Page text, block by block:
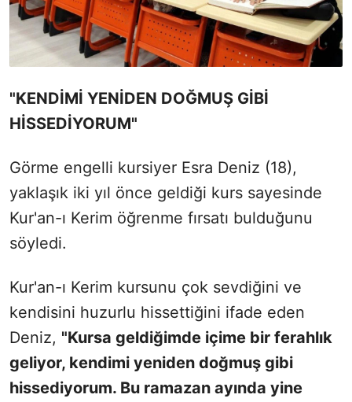
"KENDİMİ YENİDEN DOĞMUŞ GİBİ
HİSSEDİYORUM"
Görme engelli kursiyer Esra Deniz (18),
yaklaşık iki yıl önce geldiği kurs sayesinde
Kur'an-ı Kerim öğrenme fırsatı bulduğunu
söyledi.
Kur'an-ı Kerim kursunu çok sevdiğini ve
kendisini huzurlu hissettiğini ifade eden
Deniz, "Kursa geldiğimde içime bir ferahlık
geliyor, kendimi yeniden doğmuş gibi
hissediyorum. Bu ramazan ayında yine